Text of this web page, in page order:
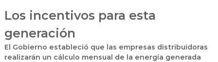
Los incentivos para esta
generación
El Gobierno estableció que las empresas distribuidoras
realizarán un cálculo mensual de la energía generada